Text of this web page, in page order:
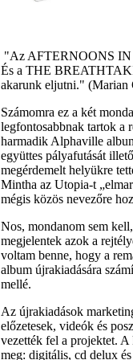
"Az AFTERNOONS IN
És a THE
akarunk eljutni." (Marian
Számomra ez a két
legfontosabbnak tartok a
harmadik Alphaville
együttes pályafutását
megérdemelt helyükre
Mintha az Utopia-t
mégis közös nevezőre
Nos, mondanom sem
megjelentek azok a
voltam benne, hogy a
album újrakiadására
mellé.
Az újrakiadások
előzetesek, videók és
vezették fel a projektet. A
meg: digitális, cd delux